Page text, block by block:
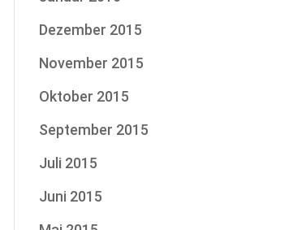
Dezember 2015
November 2015
Oktober 2015
September 2015
Juli 2015
Juni 2015